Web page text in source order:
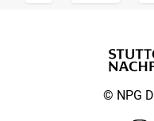
© NPG